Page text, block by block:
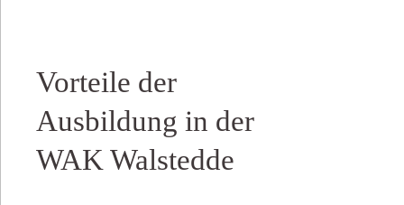
Vorteile der
Ausbildung in der
WAK Walstedde